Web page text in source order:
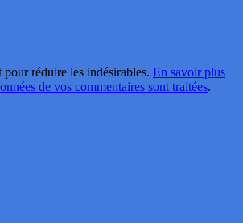
réduire les indésirables. En savoir plus
de vos commentaires sont traitées.